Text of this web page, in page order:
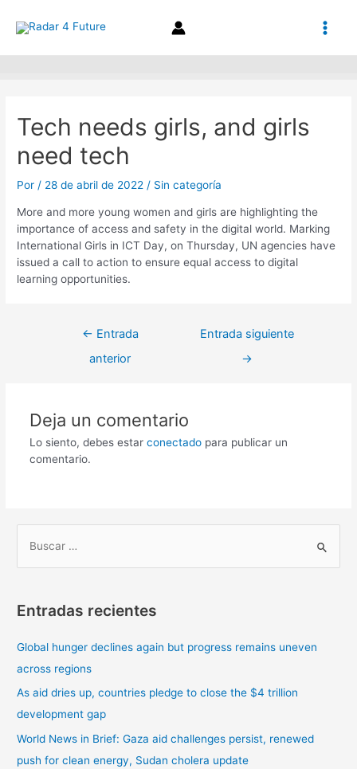
Tech needs girls, and girls
need tech
Por / 28 de abril de 2022 / Sin categoría
More and more young women and girls are highlighting the
importance of access and safety in the digital world. Marking
International Girls in ICT Day, on Thursday, UN agencies have
issued a call to action to ensure equal access to digital
learning opportunities.
de
← Entrada
anterior
Entrada siguiente
→
Deja un comentario
Lo siento, debes estar conectadopara publicar un
comentario.
u
c
o
r
:
Entradas recientes
Global hunger declines again but progress remains uneven
across regions
As aid dries up, countries pledge to close the $4 trillion
development gap
World News in Brief: Gaza aid challenges persist, renewed
push for clean energy, Sudan cholera update